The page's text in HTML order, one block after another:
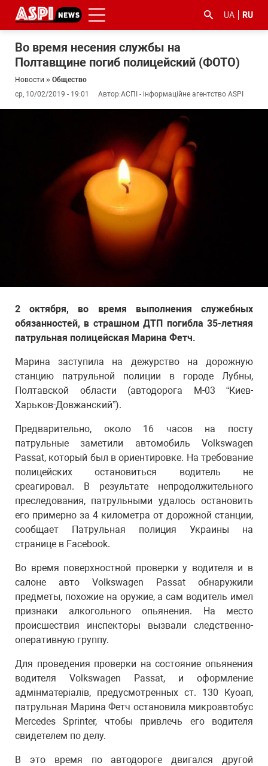
UA RU
Во время несения службы на
Полтавщине погиб полицейский (ФОТО)
Новости » Общество
ср, 10/02/2019 - 19:01
Автор:АСПІ - інформаційне агентство ASPI
2 октября, во время выполнения служебных
обязанностей, в страшном ДТП погибла 35-летняя
патрульная полицейская Марина Фетч.
Марина заступила на дежурство на дорожную
станцию патрульной полиции в городе Лубны,
Полтавской области (автодорога М-03 “Киев-
Харьков-Довжанский”).
Предварительно, около 16 часов на посту
патрульные заметили автомобиль Volkswagen
Passat, который был в ориентировке. На требование
полицейских остановиться водитель не
среагировал. В результате непродолжительного
преследования, патрульными удалось остановить
его примерно за 4 километра от дорожной станции,
сообщает Патрульная полиция Украины на
странице в Facebook.
Во время поверхностной проверки у водителя и в
салоне авто Volkswagen Passat обнаружили
предметы, похожие на оружие, а сам водитель имел
признаки алкогольного опьянения. На место
происшествия инспекторы вызвали следственно-
оперативную группу.
Для проведения проверки на состояние опьянения
водителя Volkswagen Passat, и оформление
адмінматеріалів, предусмотренных ст. 130 Куоап,
патрульная Марина Фетч остановила микроавтобус
Mercedes Sprinter, чтобы привлечь его водителя
свидетелем по делу.
В это время по автодороге двигался другой
корупцією
#гфс #Киев #коронавірус